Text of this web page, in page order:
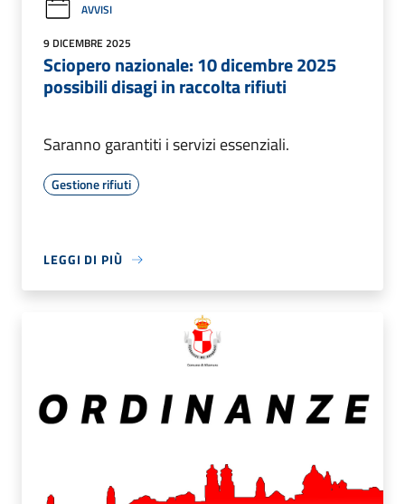
AVVISI
9 DICEMBRE 2025
Sciopero nazionale: 10 dicembre 2025
possibili disagi in raccolta rifiuti
Saranno garantiti i servizi essenziali.
Gestione rifiuti
LEGGI DI PIÙ